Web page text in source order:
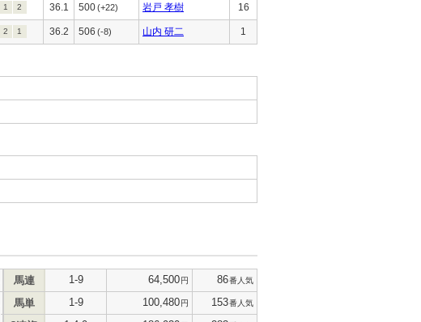
1 2 36.1 500(+22) 岩戸 孝樹 16
2 1 36.2 506 (-8) 山内 研二 1
馬連 1-9 64,500円 86番人気
馬単 1-9 100,480円 153番人気